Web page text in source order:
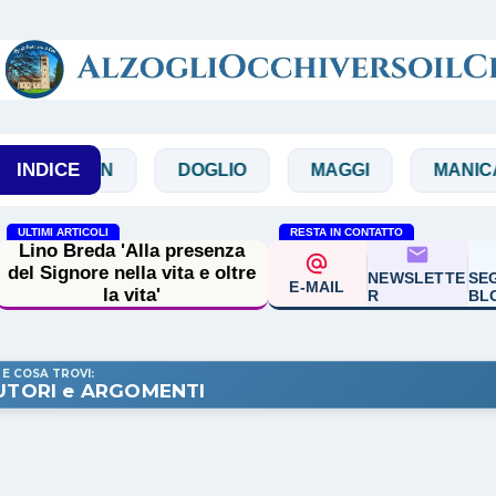
INDICE DOGLIO MAGGI MANICARDI
ULTIMI ARTICOLI
Francesco Guccini: il
custode delle domande
RESTA IN CONTATTO
E-MAIL
NEWSLETTE
R
E COSA TROVI:
e ARGOMENTI